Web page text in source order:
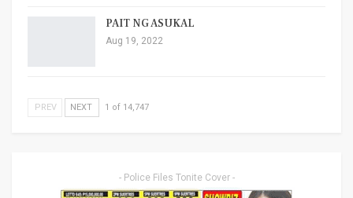
PAIT NG ASUKAL
Aug 19, 2022
PREV NEXT 1 of 14,747
- Police Files Tonite Cover -